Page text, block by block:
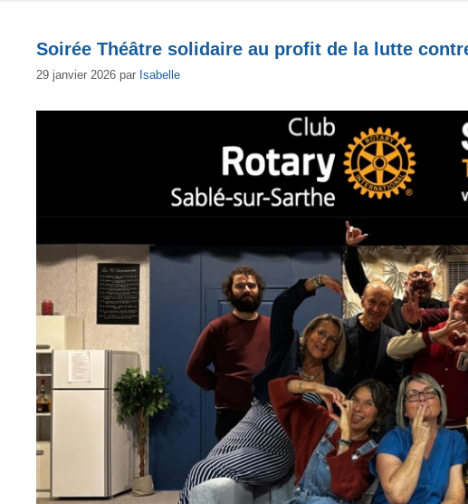
Soirée Théâtre solidaire au profit de la lutte
29 janvier 2026 par Isabelle